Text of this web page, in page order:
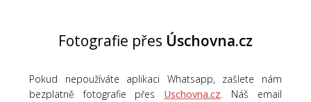
Fotografie přes Úschovna.cz
Pokud nepoužíváte aplikaci Whatsapp, zašlete nám
bezplatně fotografie přes Uschovna.cz. Náš email